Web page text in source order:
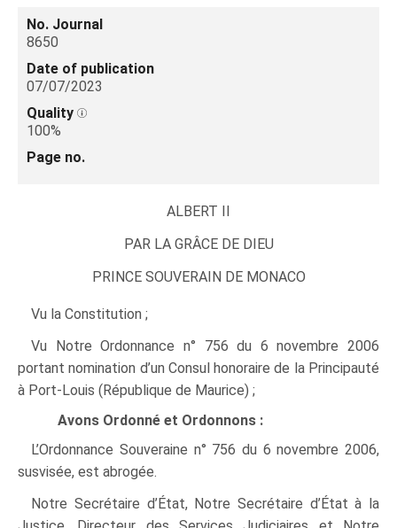
No. Journal
8650
Date of publication
07/07/2023
Quality
100%
Page no.
ALBERT II
PAR LA GRÂCE DE DIEU
PRINCE SOUVERAIN DE MONACO
Vu la Constitution ;
Vu Notre Ordonnance n° 756 du 6 novembre 2006
portant nomination d’un Consul honoraire de la Principauté
à Port-Louis (République de Maurice) ;
Avons Ordonné et Ordonnons :
L’Ordonnance Souveraine n° 756 du 6 novembre 2006,
susvisée, est abrogée.
Notre Secrétaire d’État, Notre Secrétaire d’État à la